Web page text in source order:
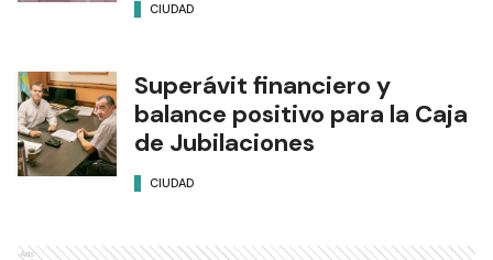
CIUDAD
Superávit financiero y
balance positivo para la Caja
de Jubilaciones
CIUDAD
Ads